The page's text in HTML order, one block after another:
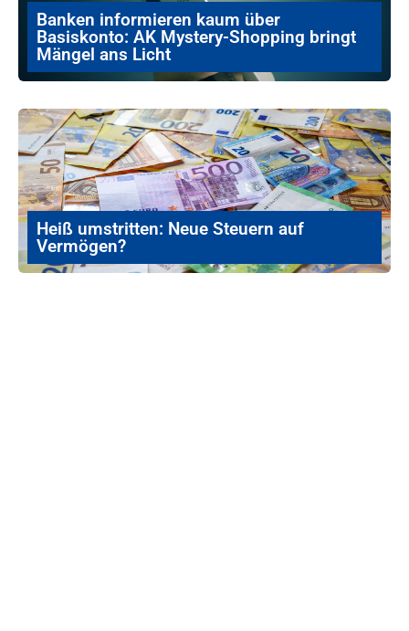
Banken informieren kaum über
Basiskonto: AK Mystery-Shopping bringt
Mängel ans Licht
Heiß umstritten: Neue Steuern auf
Vermögen?